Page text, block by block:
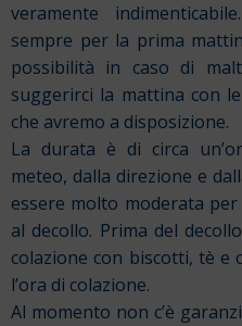
veramente
sempre per la prima
possibilità in caso di
suggerirci la mattina con
che avremo a disposizione.
La durata è di circa
meteo, dalla direzione e
essere molto moderata
al decollo. Prima del
colazione con biscotti, tè
l’ora di colazione.
Al momento non c’è